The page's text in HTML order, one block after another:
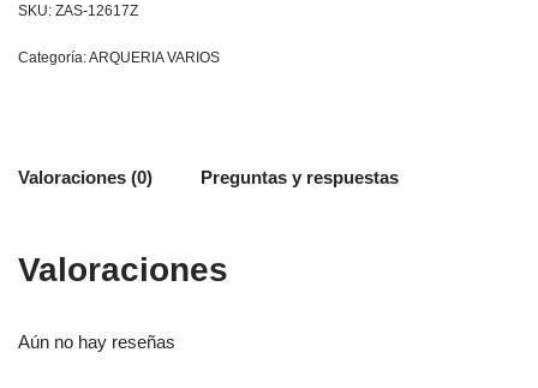
SKU: ZAS-12617Z
Categoría:ARQUERIA VARIOS
Valoraciones (0) Preguntas y respuestas
Valoraciones
Aún no hay reseñas